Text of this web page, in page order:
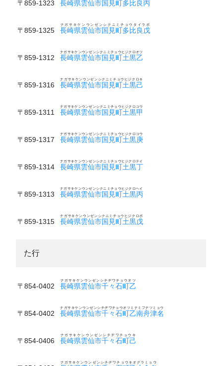
〒859-1323 長崎県雲仙市国見町多比良丙
〒859-1325 長崎県雲仙市国見町多比良戊
ナガサキケンウンゼンシクニミチョウタイラボ
〒859-1312 長崎県雲仙市国見町土黒乙
ナガサキケンウンゼンシクニミチョウヒジクロオツ
〒859-1316 長崎県雲仙市国見町土黒己
ナガサキケンウンゼンシクニミチョウヒジクロキ
〒859-1311 長崎県雲仙市国見町土黒甲
ナガサキケンウンゼンシクニミチョウヒジクロコウ
〒859-1317 長崎県雲仙市国見町土黒庚
ナガサキケンウンゼンシクニミチョウヒジクロコウ
〒859-1314 長崎県雲仙市国見町土黒丁
ナガサキケンウンゼンシクニミチョウヒジクロテイ
〒859-1313 長崎県雲仙市国見町土黒丙
ナガサキケンウンゼンシクニミチョウヒジクロヘイ
〒859-1315 長崎県雲仙市国見町土黒戊
ナガサキケンウンゼンシクニミチョウヒジクロボ
た行
〒854-0402 長崎県雲仙市千々石町乙
ナガサキケンウンゼンシチヂワチョウオツ
〒854-0402 長崎県雲仙市千々石町乙南舟津名
ナガサキケンウンゼンシチヂワチョウオツミナミフナツミョウ
〒854-0406 長崎県雲仙市千々石町己
ナガサキケンウンゼンシチヂワチョウキ
ナガサキケンウンゼンシチヂワチョウキオグラミョウ